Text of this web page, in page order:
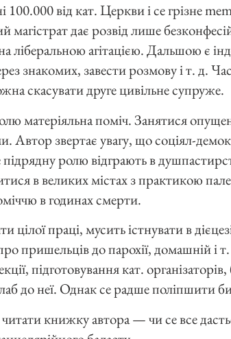
100.000 від кат. Церкви і се грізне
магістрат дає розвід лише
ліберальною агітацією. Дальшою є
знакомих, завести розмову і т. д.
скасувати друге цивільне супруже.
матеріяльна поміч. Занятися
Автор звертає увагу, що соціял-
ролю відграють в
в великих містах з практикою
в годинах смерти.
цілої праці, мусить істнувати в
пришельців до парохії, домашній і
підготовування кат.
до неї. Однак се радше поліпшити
читати книжку автора — чи се все